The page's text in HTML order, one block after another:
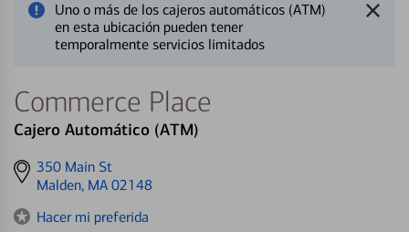
Uno o más de los cajeros automáticos (ATM)
en esta ubicación pueden tener
temporalmente servicios limitados
Commerce Place
Cajero Automático (ATM)
Get
directions
350 Main St
Malden, MA 02148
Hacer mi preferida